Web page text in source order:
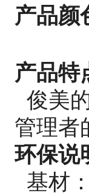
产品颜
产品特
俊美
管理者
环保说
基材